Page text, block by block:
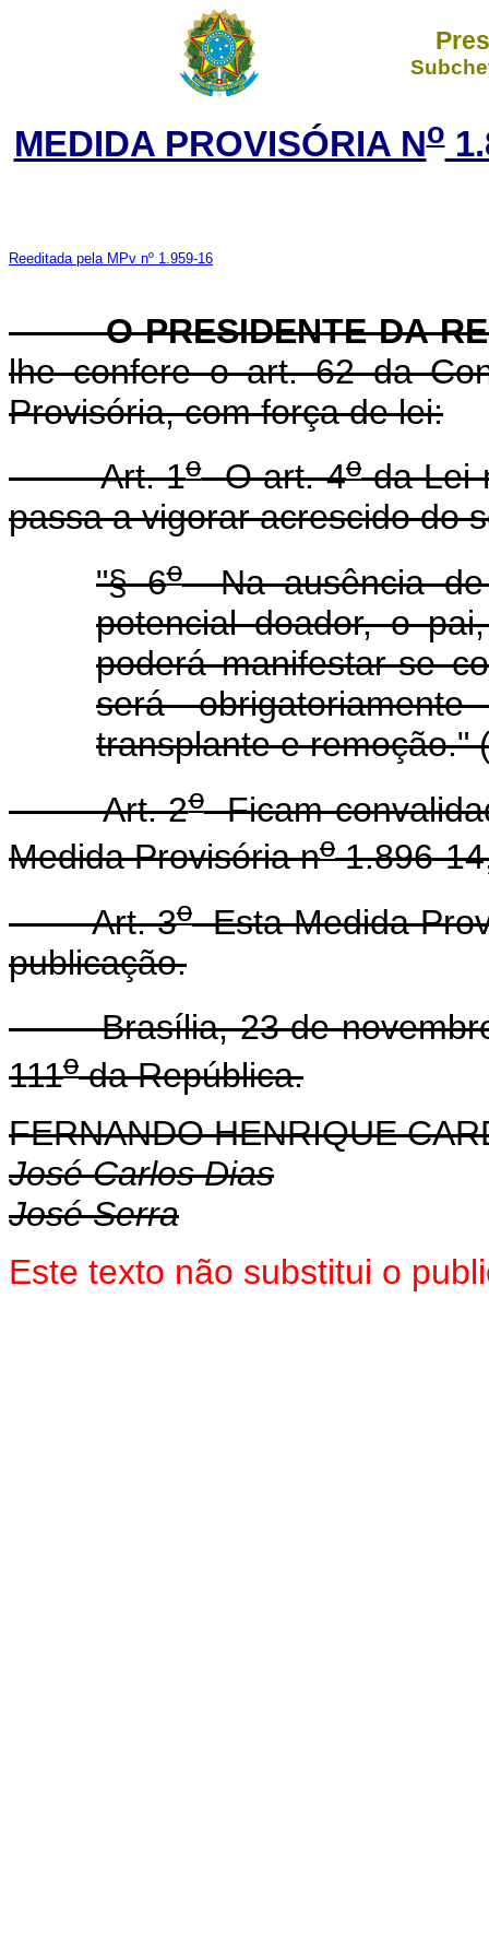
MEDIDA PROVISÓRIA No
Reeditada pela MPv nº 1.959-16
O PRESIDENTE DA
lhe confere o art. 62 da
Provisória, com força de lei:
Art. 1oO art. 4oda Lei
passa a vigorar acrescido do
"§ 6oNa ausência de
potencial doador, o
poderá manifestar-se
será
transplante e remoção."
Art. 2oFicam
Medida Provisória no1.896-
Art. 3oEsta Medida
publicação.
Brasília, 23 de novembro
111oda República.
FERNANDO HENRIQUE
José Carlos Dias
José Serra
Este texto não substitui o